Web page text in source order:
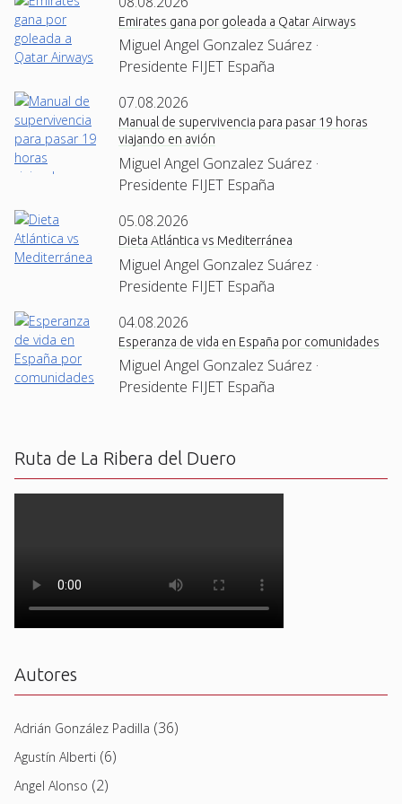
Emirates gana por goleada a Qatar Airways
Miguel Angel Gonzalez Suárez ·
Presidente FIJET España
07.08.2026
Manual de supervivencia para pasar 19 horas
viajando en avión
Miguel Angel Gonzalez Suárez ·
Presidente FIJET España
05.08.2026
Dieta Atlántica vs Mediterránea
Miguel Angel Gonzalez Suárez ·
Presidente FIJET España
04.08.2026
Esperanza de vida en España por comunidades
Miguel Angel Gonzalez Suárez ·
Presidente FIJET España
Ruta de La Ribera del Duero
Autores
Adrián González Padilla (36)
Agustín Alberti (6)
Angel Alonso (2)